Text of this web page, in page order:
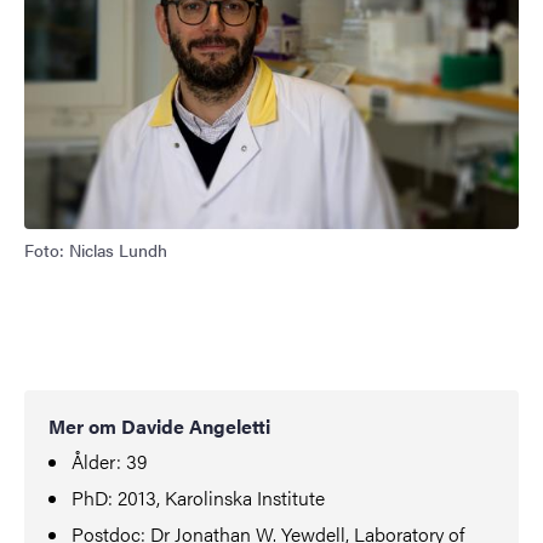
Foto: Niclas Lundh
Mer om Davide Angeletti
Ålder: 39
PhD: 2013, Karolinska Institute
Postdoc: Dr Jonathan W. Yewdell, Laboratory of